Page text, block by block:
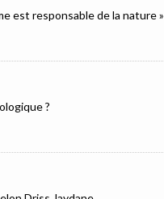
est responsable de la nature »
?